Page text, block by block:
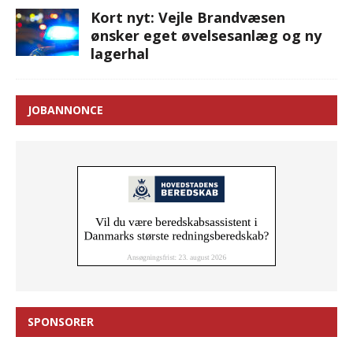
Kort nyt: Vejle Brandvæsen
ønsker eget øvelsesanlæg og ny
lagerhal
JOBANNONCE
SPONSORER